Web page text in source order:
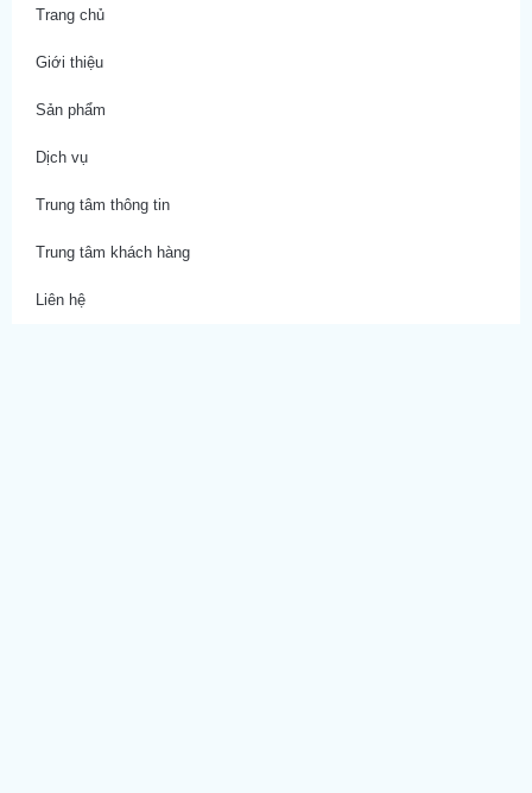
Trang chủ
Giới thiệu
Sản phẩm
Dịch vụ
Trung tâm thông tin
Trung tâm khách hàng
Liên hệ